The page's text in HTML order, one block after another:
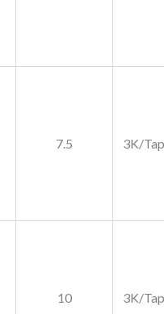
7.5 3K/
10 3K/